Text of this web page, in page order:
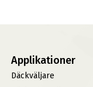
Applikationer
Däckväljare